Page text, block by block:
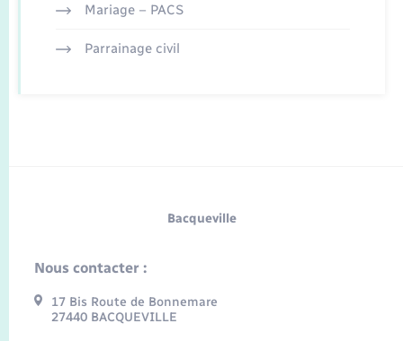
Mariage – PACS
Parrainage civil
Bacqueville
Nous contacter :
17 Bis Route de Bonnemare
27440 BACQUEVILLE